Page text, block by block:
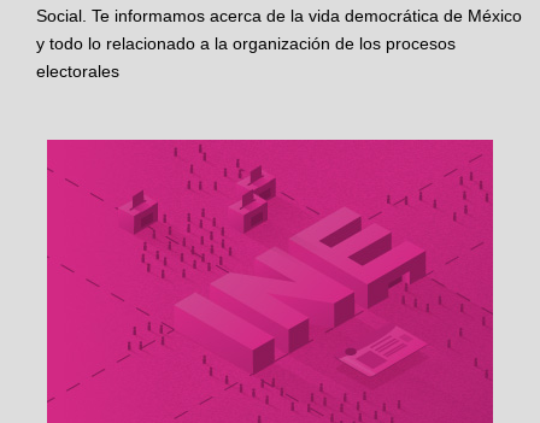
Social. Te informamos acerca de la vida democrática de México
y todo lo relacionado a la organización de los procesos
electorales